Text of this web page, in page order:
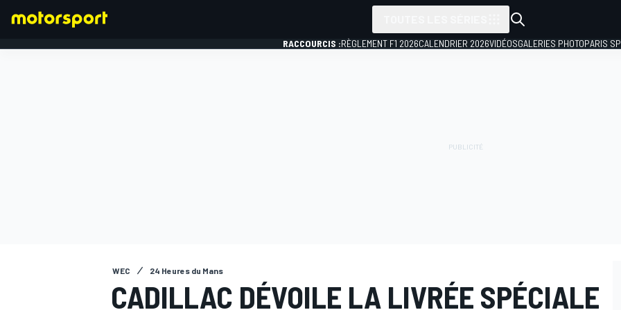
RACCOURCIS :RÈGLEMENT F1 2026CALENDRIER 2026VIDÉOSGALERIES PHOTOPARIS
WEC 24 Heures du Mans
CADILLAC DÉVOILE LA LIVRÉE SPÉCIALE